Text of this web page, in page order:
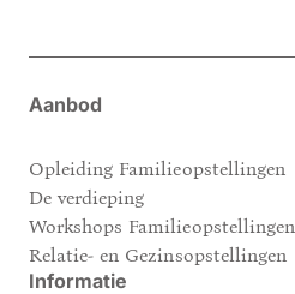
gezinsopstellingen
november
aantal
Aanbod
Opleiding Familieopstellingen
De verdieping
Workshops Familieopstellingen
Relatie- en Gezinsopstellingen
Informatie